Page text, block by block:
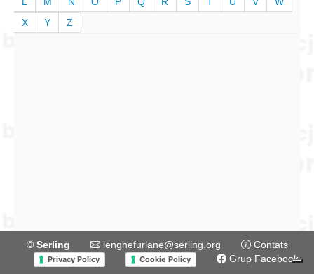
X
Y Z
© Serling lenghefurlane@serling.org Contats
Privacy Policy Cookie Policy Grup Facebook